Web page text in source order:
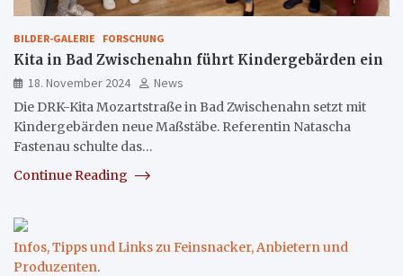
BILDER-GALERIE FORSCHUNG
Kita in Bad Zwischenahn führt Kindergebärden ein
18. November 2024
News
Die DRK-Kita Mozartstraße in Bad Zwischenahn setzt mit
Kindergebärden neue Maßstäbe. Referentin Natascha
Fastenau schulte das…
Continue Reading
Infos, Tipps und Links zu Feinsnacker, Anbietern und
Produzenten.